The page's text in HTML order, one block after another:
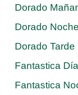
Dorado
Dorado Noche
Dorado Tarde
Fantastica Día
Fantastica